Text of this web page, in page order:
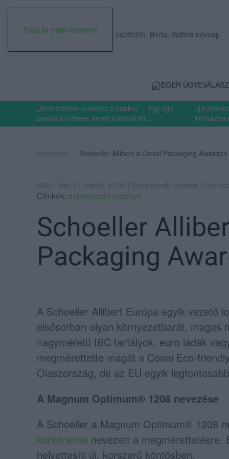
Skip to main content
2026. augusztus 06., csütörtök, Berta, Bettina névnap
EGER ÜGYE
„Nem tettünk nyomást a fiunkra” – Egy egri
család története, amely a Rapid Wi...
Új
Promóció Schoeller Allibert a Conai Packaging Awardon
2021. febr. 01. Hétfő, 22:30 | Szponzorált tartalom |
Címkék: szponzorált tartalom
Schoeller
Packaging
A Schoeller Allibert Európa egyik vezető
elsősorban olyan környezetbarát,
nagyméretű IBC tartályok, euro ládák
megmérettette magát a Conai Eco-
Olaszország, de az EU egyik
A Magnum Optimum® 1208 nevezése
A Schoeller a Magnum Optimum® 1208
konténerrel nevezett a megmérettetésre.
helyettesíti új, korszerű köntösben: